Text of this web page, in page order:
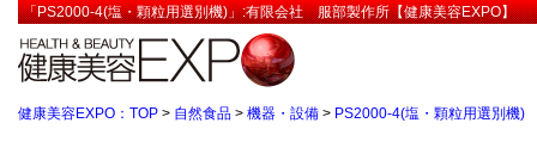
「PS2000-4(塩・顆粒用選別機)」:有限会社 服部製作所【健康美容EXPO】
健康美容EXPO：TOP > 自然食品 > 機器・設備 > PS2000-4(塩・顆粒用選別機)